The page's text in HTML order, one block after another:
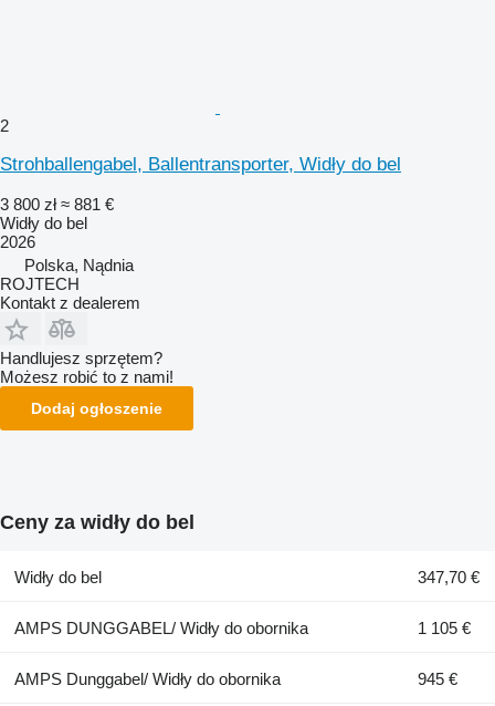
2
Strohballengabel, Ballentransporter, Widły do bel
3 800 zł ≈ 881 €
Widły do bel
2026
Polska, Nądnia
ROJTECH
Kontakt z dealerem
Handlujesz sprzętem?
Możesz robić to z nami!
Dodaj ogłoszenie
Ceny za widły do bel
Widły do bel 347,70 €
AMPS DUNGGABEL/ Widły do obornika 1 105 €
AMPS Dunggabel/ Widły do obornika 945 €